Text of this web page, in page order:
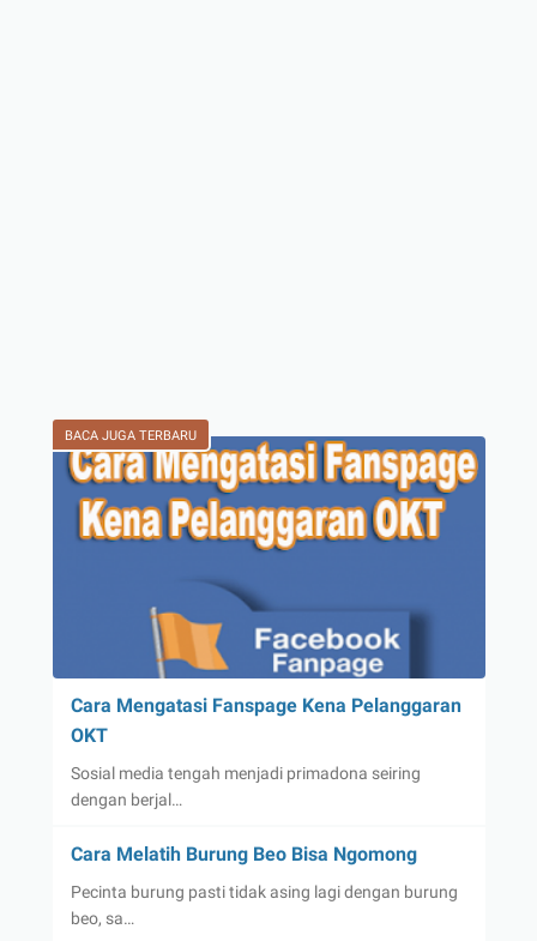
BACA JUGA TERBARU
Cara Mengatasi Fanspage Kena Pelanggaran
OKT
Sosial media tengah menjadi primadona seiring
dengan berjal…
Cara Melatih Burung Beo Bisa Ngomong
Pecinta burung pasti tidak asing lagi dengan burung
beo, sa…